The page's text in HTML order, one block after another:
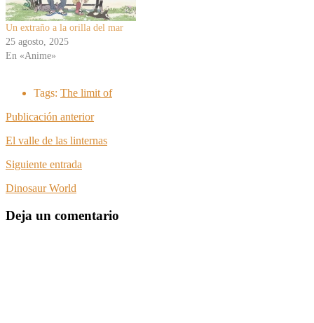
Un extraño a la orilla del mar
25 agosto, 2025
En «Anime»
Tags: The limit of
Publicación anterior
El valle de las linternas
Siguiente entrada
Dinosaur World
Deja un comentario